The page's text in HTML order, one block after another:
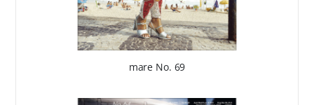
mare No. 69